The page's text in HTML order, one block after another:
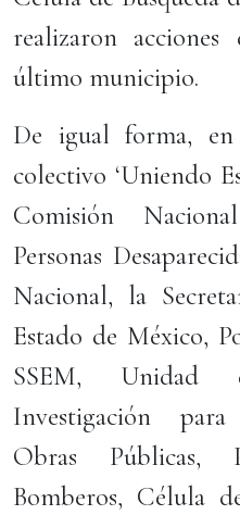
realizaron
último municipio.
De igual forma,
colectivo ‘Uniendo
Comisión
Personas
Nacional, la
Estado de México,
SSEM, Unidad
Investigación
Obras
Bomberos, Célula